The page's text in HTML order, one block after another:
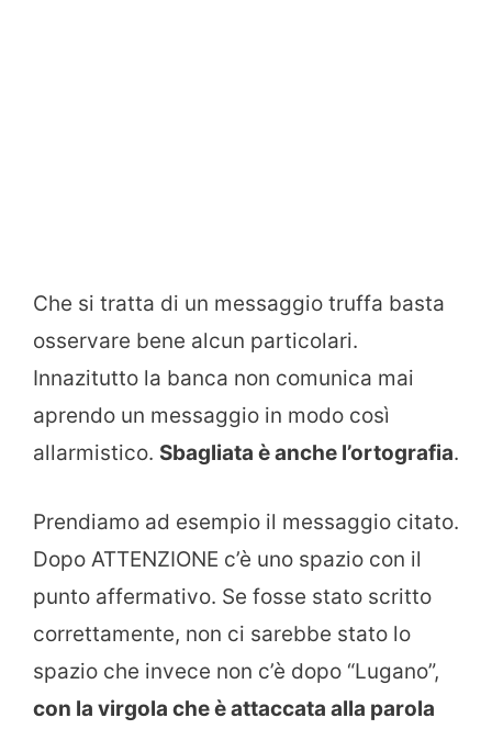
Che si tratta di un messaggio truffa basta
osservare bene alcun particolari.
Innazitutto la banca non comunica mai
aprendo un messaggio in modo così
allarmistico. Sbagliata è anche l’ortografia.
Prendiamo ad esempio il messaggio citato.
Dopo ATTENZIONE c’è uno spazio con il
punto affermativo. Se fosse stato scritto
correttamente, non ci sarebbe stato lo
spazio che invece non c’è dopo “Lugano”,
con la virgola che è attaccata alla parola